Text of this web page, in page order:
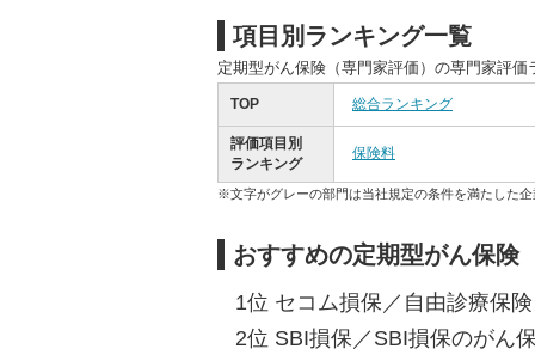
項目別ランキング一覧
定期型がん保険（専門家評価）の専門家評
TOP 総合ランキング
評価項目別
ランキング
保険料
※文字がグレーの部門は当社規定の条件を満たした
おすすめの定期型がん保険
1位 セコム損保／自由診療保
2位 SBI損保／SBI損保のがん